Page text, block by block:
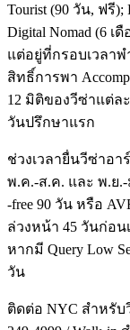
Tourist (90 วัน, ฟรี);
Digital Nomad (6 เ
แต่อยู่ที่กรอบเวลาพ
สิทธิ์การพา
12 มิติของวีซ่าแต่ล
วันปรึกษาแรก
ช่วงเวลายื่นวีซ่าอา
พ.ค.-ส.ค. และ พ.ย.-
-free 90 วัน หรือ
ล่วงหน้า 45 วันก่อน
หากมี Query Low
วัน
ติดต่อ NYC สำหรับ